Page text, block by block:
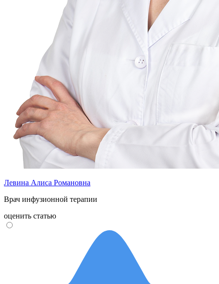
Левина Алиса Романовна
Врач инфузионной терапии
оценить статью